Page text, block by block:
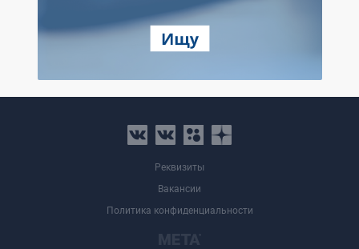
Реквизиты
Вакансии
Политика конфиденциальности